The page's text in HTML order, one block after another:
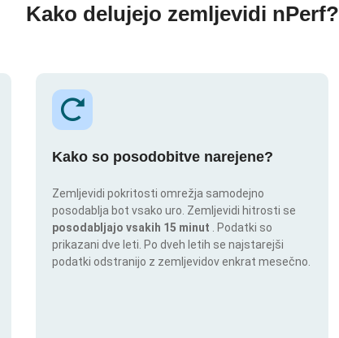
Kako delujejo zemljevidi nPerf?
Kako so posodobitve narejene?
Zemljevidi pokritosti omrežja samodejno
posodablja bot vsako uro. Zemljevidi hitrosti se
posodabljajo vsakih 15 minut
. Podatki so
prikazani dve leti. Po dveh letih se najstarejši
podatki odstranijo z zemljevidov enkrat mesečno.